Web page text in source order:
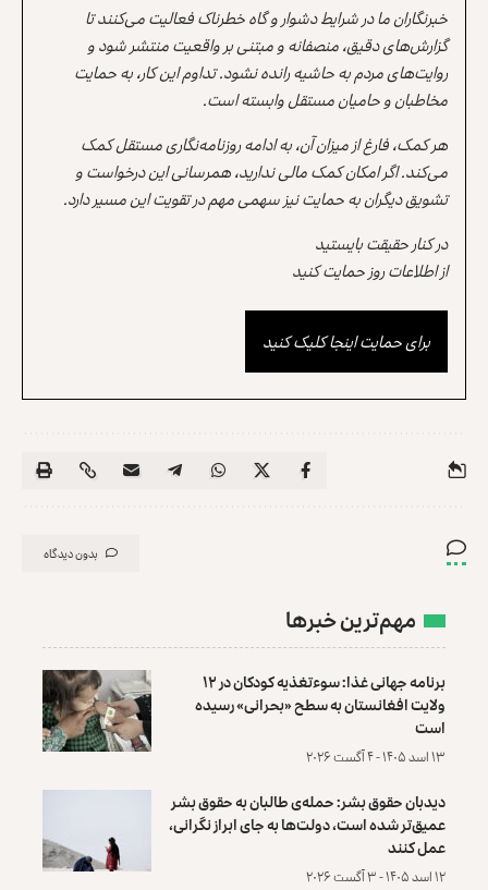
خبرنگاران ما در شرایط دشوار و گاه خطرناک فعالیت می‌کنند تا
گزارش‌های دقیق، منصفانه و مبتنی بر واقعیت منتشر شود و
روایت‌های مردم به حاشیه رانده نشود. تداوم این کار، به حمایت
مخاطبان و حامیان مستقل وابسته است.
هر کمک، فارغ از میزان آن، به ادامه روزنامه‌نگاری مستقل کمک
می‌کند. اگر امکان کمک مالی ندارید، همرسانی این درخواست و
تشویق دیگران به حمایت نیز سهمی مهم در تقویت این مسیر دارد.
در کنار حقیقت بایستید
از اطلاعات روز حمایت کنید
برای حمایت اینجا کلیک کنید
بدون دیدگاه
مهم‌ترین خبرها
برنامه جهانی غذا: سوءتغذیه کودکان در ۱۲
ولایت افغانستان به سطح «بحرانی» رسیده
است
۱۳ اسد ۱۴۰۵ - ۴ آگست ۲۰۲۶
دیدبان حقوق بشر: حمله‌ی طالبان به حقوق بشر
عمیق‌تر شده است، دولت‌ها به جای ابراز نگرانی،
عمل کنند
۱۲ اسد ۱۴۰۵ - ۳ آگست ۲۰۲۶